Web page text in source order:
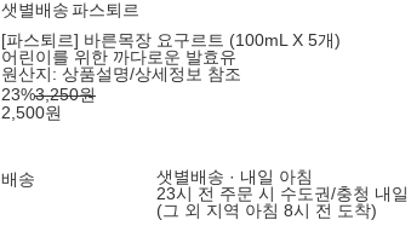
샛별배송파스퇴르
[파스퇴르] 바른목장 요구르트 (100mL X 5개)
어린이를 위한 까다로운 발효유
원산지: 상품설명/상세정보 참조
23%3,250원
2,500원
배송
샛별배송 · 내일 아침
23시 전 주문 시 수도권/충청 내
(그 외 지역 아침 8시 전 도착)